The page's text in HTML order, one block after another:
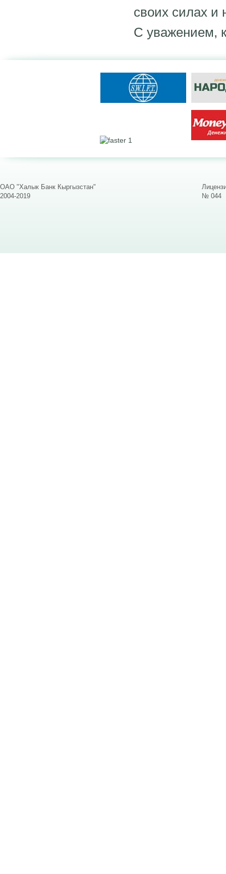
своих силах
С уважением,
ОАО "Халык Банк Кыргызстан"
2004-2019
№ 044